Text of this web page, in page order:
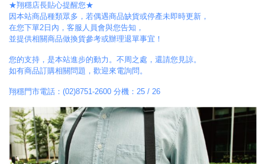
★翔穩店長貼心提醒您★
因本站商品種類眾多，若偶遇商品缺貨或停產未即時更新，
在您下單2日內，客服人員會與您告知，
並提供相關商品做換貨參考或辦理退單事宜！
您的支持，是本站進步的動力。不周之處，還請您見諒。
如有商品訂購相關問題，歡迎來電詢問。
翔穩門市電話：(02)8751-2600 分機：25 / 26